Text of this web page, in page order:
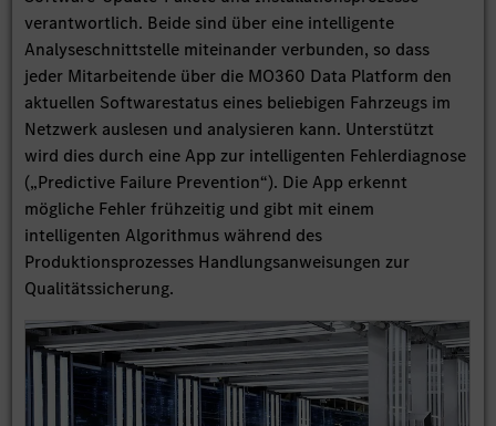
verantwortlich. Beide sind über eine intelligente
Analyseschnittstelle miteinander verbunden, so dass
jeder Mitarbeitende über die MO360 Data Platform den
aktuellen Softwarestatus eines beliebigen Fahrzeugs im
Netzwerk auslesen und analysieren kann. Unterstützt
wird dies durch eine App zur intelligenten Fehlerdiagnose
(„Predictive Failure Prevention“). Die App erkennt
mögliche Fehler frühzeitig und gibt mit einem
intelligenten Algorithmus während des
Produktionsprozesses Handlungsanweisungen zur
Qualitätssicherung.